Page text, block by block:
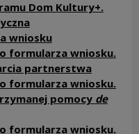
Dom Kultury+.
wniosku
formularza wniosku.
partnerstwa
formularza wniosku.
pomocy de
formularza wniosku.